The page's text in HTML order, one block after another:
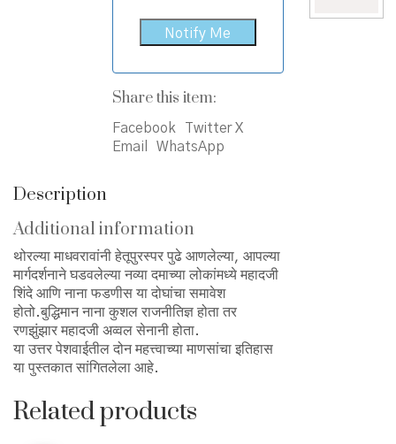
Share this item:
Facebook
Twitter X
Email
WhatsApp
Description
Additional information
थोरल्या माधवरावांनी हेतूपुरस्पर पुढे आणलेल्या, आपल्या
मार्गदर्शनाने घडवलेल्या नव्या दमाच्या लोकांमध्ये महादजी
शिंदे आणि नाना फडणीस या दोघांचा समावेश
होतो.बुद्धिमान नाना कुशल राजनीतिज्ञ होता तर
रणझुंझार महादजी अव्वल सेनानी होता.
या उत्तर पेशवाईतील दोन महत्त्वाच्या माणसांचा इतिहास
या पुस्तकात सांगितलेला आहे.
Related products